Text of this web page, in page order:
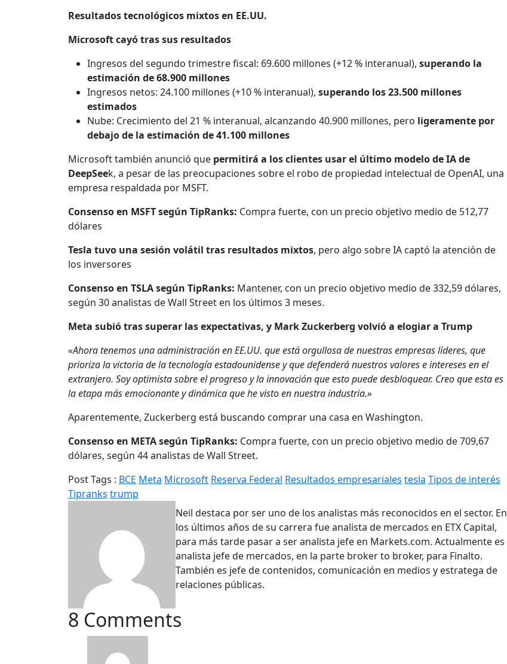
Resultados tecnológicos mixtos en EE.UU.
Microsoft cayó tras sus resultados
Ingresos del segundo trimestre fiscal: 69.600 millones (+12 % interanual), superando la
estimación de 68.900 millones
Ingresos netos: 24.100 millones (+10 % interanual), superando los 23.500 millones
estimados
Nube: Crecimiento del 21 % interanual, alcanzando 40.900 millones, pero ligeramente por
debajo de la estimación de 41.100 millones
Microsoft también anunció que permitirá a los clientes usar el último modelo de IA de
DeepSeek, a pesar de las preocupaciones sobre el robo de propiedad intelectual de OpenAI, una
empresa respaldada por MSFT.
Consenso en MSFT según TipRanks: Compra fuerte, con un precio objetivo medio de 512,77
dólares
Tesla tuvo una sesión volátil tras resultados mixtos, pero algo sobre IA captó la atención de
los inversores
Consenso en TSLA según TipRanks: Mantener, con un precio objetivo medio de 332,59 dólares,
según 30 analistas de Wall Street en los últimos 3 meses.
Meta subió tras superar las expectativas, y Mark Zuckerberg volvió a elogiar a Trump
«Ahora tenemos una administración en EE.UU. que está orgullosa de nuestras empresas líderes, que
prioriza la victoria de la tecnología estadounidense y que defenderá nuestros valores e intereses en el
extranjero. Soy optimista sobre el progreso y la innovación que esto puede desbloquear. Creo que esta es
la etapa más emocionante y dinámica que he visto en nuestra industria.»
Aparentemente, Zuckerberg está buscando comprar una casa en Washington.
Consenso en META según TipRanks: Compra fuerte, con un precio objetivo medio de 709,67
dólares, según 44 analistas de Wall Street.
Post Tags : BCE Meta Microsoft Reserva Federal Resultados empresariales tesla Tipos de interés
Tipranks trump
Neil destaca por ser uno de los analistas más reconocidos en el sector. En
los últimos años de su carrera fue analista de mercados en ETX Capital,
para más tarde pasar a ser analista jefe en Markets.com. Actualmente es
analista jefe de mercados, en la parte broker to broker, para Finalto.
También es jefe de contenidos, comunicación en medios y estratega de
relaciones públicas.
8 Comments